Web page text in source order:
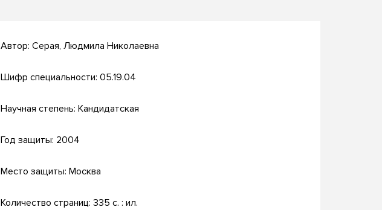
Автор: Серая, Людмила Николаевна
Шифр специальности: 05.19.04
Научная степень: Кандидатская
Год защиты: 2004
Место защиты: Москва
Количество страниц: 335 с. : ил.